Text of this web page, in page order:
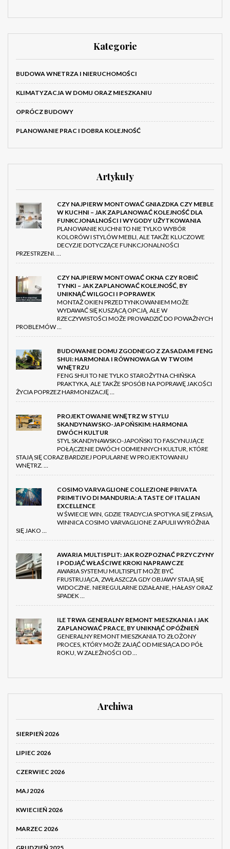
Kategorie
BUDOWA WNETRZA I NIERUCHOMOŚCI
KLIMATYZACJA W DOMU ORAZ MIESZKANIU
OPRÓCZ BUDOWY
PLANOWANIE PRAC I DOBRA KOLEJNOŚĆ
Artykuły
CZY NAJPIERW MONTOWAĆ GNIAZDKA CZY MEBLE
W KUCHNI – JAK ZAPLANOWAĆ KOLEJNOŚĆ DLA
FUNKCJONALNOŚCI I WYGODY UŻYTKOWANIA
PLANOWANIE KUCHNI TO NIE TYLKO WYBÓR
KOLORÓW I STYLÓW MEBLI, ALE TAKŻE KLUCZOWE
DECYZJE DOTYCZĄCE FUNKCJONALNOŚCI
PRZESTRZENI. …
CZY NAJPIERW MONTOWAĆ OKNA CZY ROBIĆ
TYNKI – JAK ZAPLANOWAĆ KOLEJNOŚĆ, BY
UNIKNĄĆ WILGOCI I POPRAWEK
MONTAŻ OKIEN PRZED TYNKOWANIEM MOŻE
WYDAWAĆ SIĘ KUSZĄCĄ OPCJĄ, ALE W
RZECZYWISTOŚCI MOŻE PROWADZIĆ DO POWAŻNYCH
PROBLEMÓW …
BUDOWANIE DOMU ZGODNEGO Z ZASADAMI FENG
SHUI: HARMONIA I RÓWNOWAGA W TWOIM
WNĘTRZU
FENG SHUI TO NIE TYLKO STAROŻYTNA CHIŃSKA
PRAKTYKA, ALE TAKŻE SPOSÓB NA POPRAWĘ JAKOŚCI
ŻYCIA POPRZEZ HARMONIZACJĘ …
PROJEKTOWANIE WNĘTRZ W STYLU
SKANDYNAWSKO-JAPOŃSKIM: HARMONIA
DWÓCH KULTUR
STYL SKANDYNAWSKO-JAPOŃSKI TO FASCYNUJĄCE
POŁĄCZENIE DWÓCH ODMIENNYCH KULTUR, KTÓRE
STAJĄ SIĘ CORAZ BARDZIEJ POPULARNE W PROJEKTOWANIU
WNĘTRZ. …
COSIMO VARVAGLIONE COLLEZIONE PRIVATA
PRIMITIVO DI MANDURIA: A TASTE OF ITALIAN
EXCELLENCE
W ŚWIECIE WIN, GDZIE TRADYCJA SPOTYKA SIĘ Z PASJĄ,
WINNICA COSIMO VARVAGLIONE Z APULII WYRÓŻNIA
SIĘ JAKO …
AWARIA MULTISPLIT: JAK ROZPOZNAĆ PRZYCZYNY
I PODJĄĆ WŁAŚCIWE KROKI NAPRAWCZE
AWARIA SYSTEMU MULTISPLIT MOŻE BYĆ
FRUSTRUJĄCA, ZWŁASZCZA GDY OBJAWY STAJĄ SIĘ
WIDOCZNE. NIEREGULARNE DZIAŁANIE, HAŁASY ORAZ
SPADEK …
ILE TRWA GENERALNY REMONT MIESZKANIA I JAK
ZAPLANOWAĆ PRACE, BY UNIKNĄĆ OPÓŹNIEŃ
GENERALNY REMONT MIESZKANIA TO ZŁOŻONY
PROCES, KTÓRY MOŻE ZAJĄĆ OD MIESIĄCA DO PÓŁ
ROKU, W ZALEŻNOŚCI OD …
Archiwa
SIERPIEŃ 2026
LIPIEC 2026
CZERWIEC 2026
MAJ 2026
KWIECIEŃ 2026
MARZEC 2026